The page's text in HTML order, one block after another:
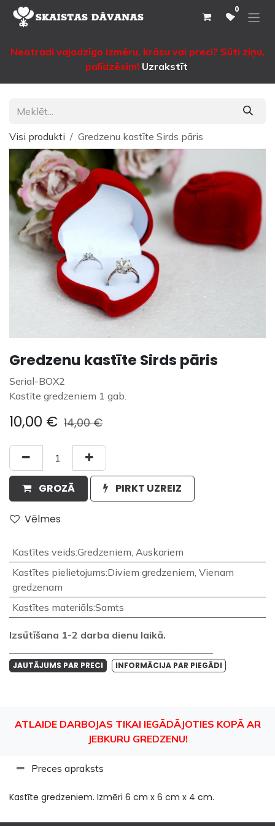
Pāriet pie satura 0
Neatradi vajadzīgo izmēru, krāsu vai preci? Sūti ziņu,
palīdzēsim! Uzrakstīt
Visi produkti Gredzenu kastīte Sirds pāris
Gredzenu kastīte Sirds pāris
Serial-BOX2
Kastīte gredzeniem 1 gab.
10,00 € 14,00€
GROZĀ PIRKT UZREIZ
Vēlmes
Kastītes veids:Gredzeniem Auskariem
Kastītes pielietojums:Diviem gredzeniem Vienam
gredzenam
Kastītes materiāls:Samts
Izsūtīšana 1-2 darba dienu laikā.
JAUTĀJUMS PAR PRECI INFORMĀCIJA PAR PIEGĀDI
ATLAIDE DARBOJAS TIKAI IEGĀDĀJOTIES KOPĀ AR
JEBKURU GREDZENU!
Preces apraksts
Kastīte gredzeniem. Izmēri 6 cm x 6 cm x 4 cm.